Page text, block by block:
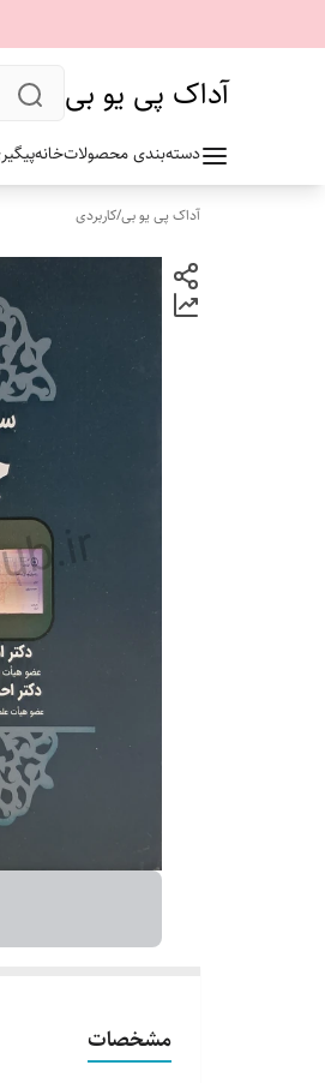
آداک پی یو بی
دسته‌بندی محصولاتخانه
آداک پی یو بی/کاربردی
مشخصات